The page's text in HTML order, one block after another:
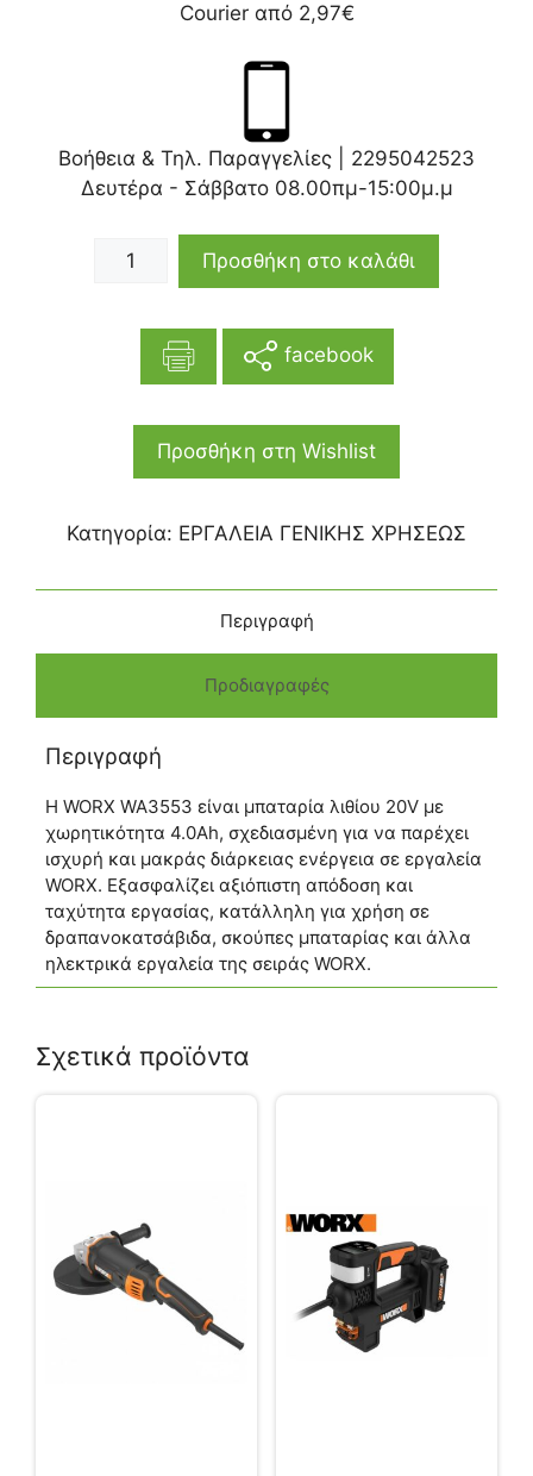
Courier από 2,97€
Βοήθεια & Τηλ. Παραγγελίες | 2295042523
Δευτέρα - Σάββατο 08.00πμ-15:00μ.μ
Προσθήκη στο καλάθι
facebook
Προσθήκη στη Wishlist
Κατηγορία: ΕΡΓΑΛΕΙΑ ΓΕΝΙΚΗΣ ΧΡΗΣΕΩΣ
Περιγραφή
Προδιαγραφές
Περιγραφή
Η WORX WA3553 είναι μπαταρία λιθίου 20V με
χωρητικότητα 4.0Ah, σχεδιασμένη για να παρέχει
ισχυρή και μακράς διάρκειας ενέργεια σε εργαλεία
WORX. Εξασφαλίζει αξιόπιστη απόδοση και
ταχύτητα εργασίας, κατάλληλη για χρήση σε
δραπανοκατσάβιδα, σκούπες μπαταρίας και άλλα
ηλεκτρικά εργαλεία της σειράς WORX.
Σχετικά προϊόντα